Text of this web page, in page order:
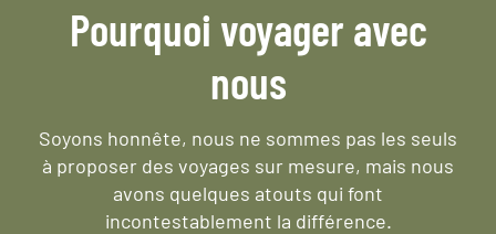
Pourquoi voyager avec
nous
Soyons honnête, nous ne sommes pas les seuls
à proposer des voyages sur mesure, mais nous
avons quelques atouts qui font
incontestablement la différence.